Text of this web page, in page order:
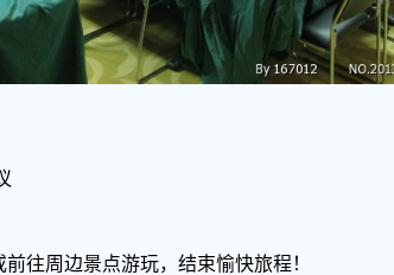
往周边景点游玩，结束愉快旅程！